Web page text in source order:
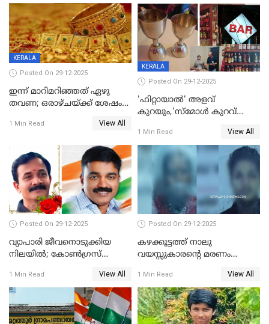
യുവാവ് ട്രെയിന്‍ തട്ടി മരിച്ചു
കളിക്കുന്നതിനിടെ
KERALA
Posted On 29-12-2025
ഇന്ന് മാറിമറിഞ്ഞത് ഏഴു
തവണ; ഒരാഴ്ചയ്ക്ക് ശേഷം
1 Min Read View All
KERALA
Posted On 29-12-2025
'ഫിറ്റായാൽ' അളവ്
കുറയും,'സ്‌മോൾ കുറവ്
പിഴ
1 Min Read View All
Posted On 29-12-2025
വ്യാപാരി ജീവനൊടുക്കിയ
നിലയില്‍; കോണ്‍ഗ്രസ്
മാനസികപീഡനമെന്ന് കുറിപ്പ്
1 Min Read View All
Posted On 29-12-2025
കഴക്കൂട്ടത്ത് നാലു
വയസ്സുകാരന്റെ മരണം
സുഹൃത്തും പൊലീസ്
കസ്റ്റഡിയിൽ
1 Min Read View All